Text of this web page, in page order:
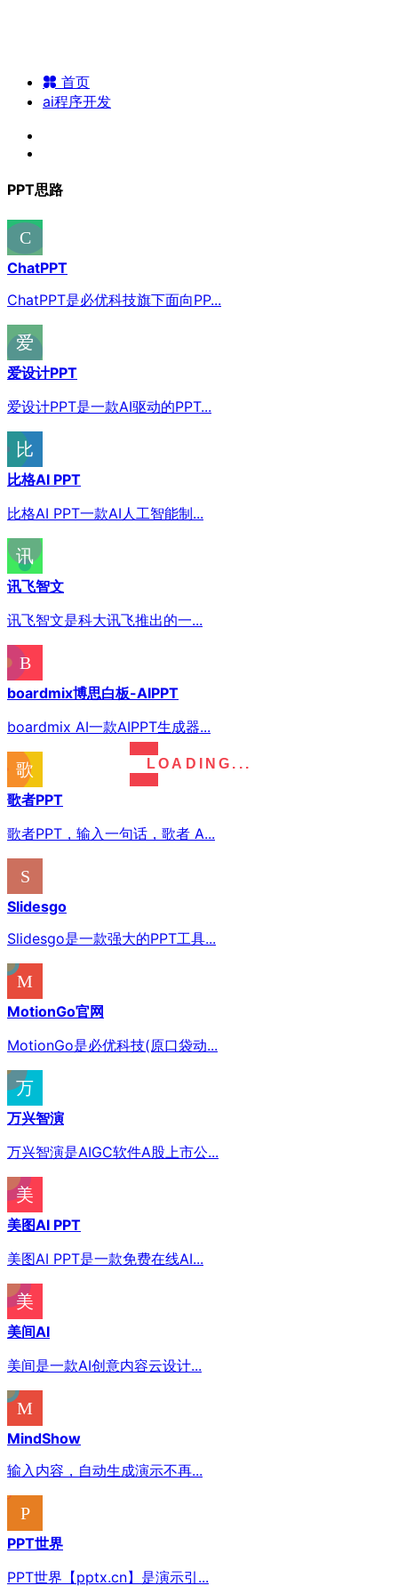
LOADING...
首页
ai程序开发
PPT思路
ChatPPT
ChatPPT是必优科技旗下面向PP...
爱设计PPT
爱设计PPT是一款AI驱动的PPT...
比格AI PPT
比格AI PPT一款AI人工智能制...
讯飞智文
讯飞智文是科大讯飞推出的一...
boardmix博思白板-AIPPT
boardmix AI一款AIPPT生成器...
歌者PPT
歌者PPT，输入一句话，歌者 A...
Slidesgo
Slidesgo是一款强大的PPT工具...
MotionGo官网
MotionGo是必优科技(原口袋动...
万兴智演
万兴智演是AIGC软件A股上市公...
美图AI PPT
美图AI PPT是一款免费在线AI...
美间AI
美间是一款AI创意内容云设计...
MindShow
输入内容，自动生成演示不再...
PPT世界
PPT世界【pptx.cn】是演示引...